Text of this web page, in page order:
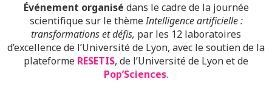
Événement organisé dans le cadre de la journée
scientifique sur le thèmeIntelligence artificielle :
transformations et défis, par les 12 laboratoires
d’excellence de l’Université de Lyon, avec le soutien de la
plateforme RESETIS, de l’Université de Lyon et de
Pop’Sciences.